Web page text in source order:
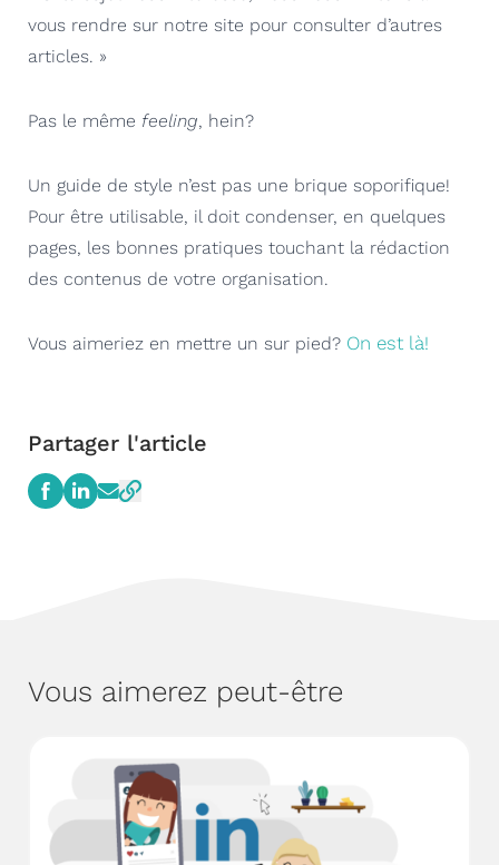
Partager l'article
vous rendre sur notre site pour consulter d’autres
articles. »
Pas le même feeling, hein?
Un guide de style n’est pas une brique soporifique!
Pour être utilisable, il doit condenser, en quelques
pages, les bonnes pratiques touchant la rédaction
des contenus de votre organisation.
Vous aimeriez en mettre un sur pied? On est là!
Vous aimerez peut-être